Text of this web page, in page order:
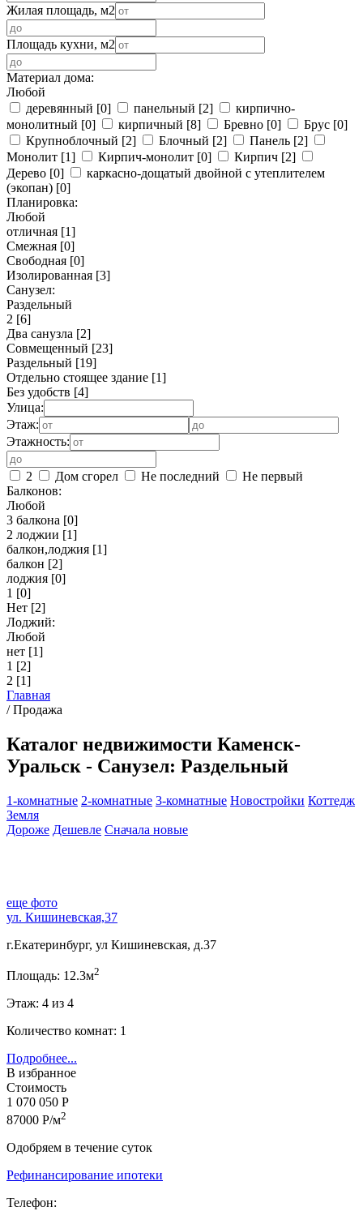
Жилая площадь, м2
Площадь кухни, м2
Материал дома:
Любой
деревянный [0] панельный [2]
кирпично-
монолитный [0] кирпичный [8] Бревно [0] Брус [0]
Крупноблочный [2] Блочный [2] Панель [2]
Монолит [1] Кирпич-монолит [0] Кирпич [2]
Дерево [0]
каркасно-дощатый двойной с утеплителем
(экопан) [0]
Планировка:
Любой
отличная [1]
Смежная [0]
Свободная [0]
Изолированная [3]
Санузел:
Раздельный
2 [6]
Два санузла [2]
Совмещенный [23]
Раздельный [19]
Отдельно стоящее здание [1]
Без удобств [4]
Улица:
Этаж:
Этажность:
2 Дом сгорел Не последний
Не первый
Балконов:
Любой
3 балкона [0]
2 лоджии [1]
балкон,лоджия [1]
балкон [2]
лоджия [0]
1 [0]
Нет [2]
Лоджий:
Любой
нет [1]
1 [2]
2 [1]
Главная
/Продажа
Каталог недвижимости Каменск-
Уральск - Санузел: Раздельный
1-комнатные 2-комнатные 3-комнатные Новостройки Коттедж
Земля
Дороже Дешевле Сначала новые
еще фото
ул. Кишиневская,37
г.Екатеринбург, ул Кишиневская, д.37
Площадь: 12.3м2
Этаж: 4 из 4
Количество комнат: 1
Подробнее...
В избранное
Стоимость
1 070 050 Р
87000 Р/м2
Одобряем в течение суток
Рефинансирование ипотеки
Телефон: